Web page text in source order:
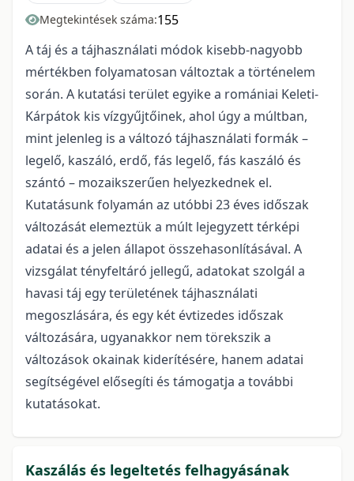
Megtekintések száma:155
A táj és a tájhasználati módok kisebb-nagyobb
mértékben folyamatosan változtak a történelem
során. A kutatási terület egyike a romániai Keleti-
Kárpátok kis vízgyűjtőinek, ahol úgy a múltban,
mint jelenleg is a változó tájhasználati formák –
legelő, kaszáló, erdő, fás legelő, fás kaszáló és
szántó – mozaikszerűen helyezkednek el.
Kutatásunk folyamán az utóbbi 23 éves időszak
változását elemeztük a múlt lejegyzett térképi
adatai és a jelen állapot összehasonlításával. A
vizsgálat tényfeltáró jellegű, adatokat szolgál a
havasi táj egy területének tájhasználati
megoszlására, és egy két évtizedes időszak
változására, ugyanakkor nem törekszik a
változások okainak kiderítésére, hanem adatai
segítségével elősegíti és támogatja a további
kutatásokat.
Kaszálás és legeltetés felhagyásának